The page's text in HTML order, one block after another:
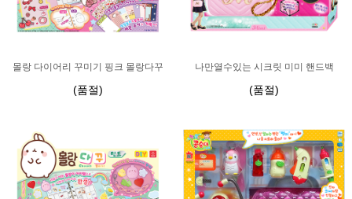
몰랑 다이어리 꾸미기 핑크 몰랑다꾸
(품절)
나만열수있는 시크릿 미미 핸드백
(품절)